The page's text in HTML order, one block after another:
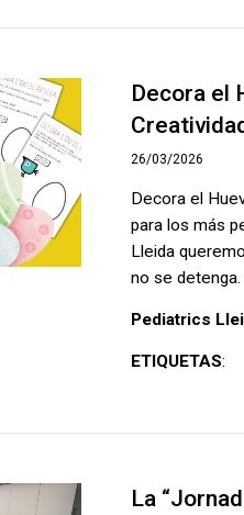
Decora el
26/03/2026
Decora el
para los más
Lleida
no se
Pediatrics
ETIQUETAS:
La